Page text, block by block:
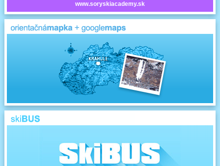
www.soryskiacademy.sk